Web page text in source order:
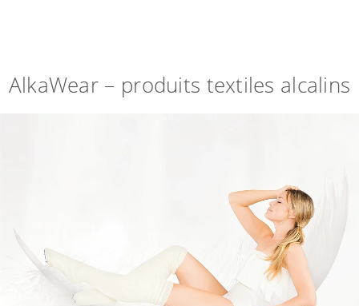
AlkaWear – produits textiles alcalins